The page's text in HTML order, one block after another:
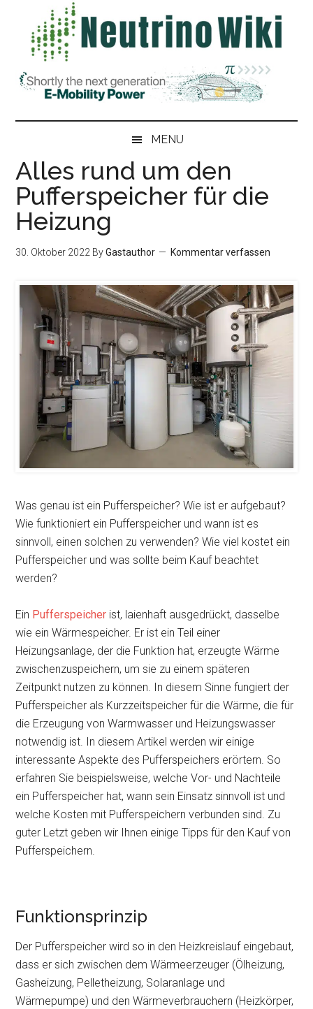
secondary
Hauptsidebar
springen
Fußzeile
springen
MENU
Alles rund um den
Pufferspeicher für die
Heizung
30. Oktober 2022 ByGastauthor Kommentar verfassen
Was genau ist ein Pufferspeicher? Wie ist er aufgebaut?
Wie funktioniert ein Pufferspeicher und wann ist es
sinnvoll, einen solchen zu verwenden? Wie viel kostet ein
Pufferspeicher und was sollte beim Kauf beachtet
werden?
Ein Pufferspeicher ist, laienhaft ausgedrückt, dasselbe
wie ein Wärmespeicher. Er ist ein Teil einer
Heizungsanlage, der die Funktion hat, erzeugte Wärme
zwischenzuspeichern, um sie zu einem späteren
Zeitpunkt nutzen zu können. In diesem Sinne fungiert der
Pufferspeicher als Kurzzeitspeicher für die Wärme, die für
die Erzeugung von Warmwasser und Heizungswasser
notwendig ist. In diesem Artikel werden wir einige
interessante Aspekte des Pufferspeichers erörtern. So
erfahren Sie beispielsweise, welche Vor- und Nachteile
ein Pufferspeicher hat, wann sein Einsatz sinnvoll ist und
welche Kosten mit Pufferspeichern verbunden sind. Zu
guter Letzt geben wir Ihnen einige Tipps für den Kauf von
Pufferspeichern.
Funktionsprinzip
Der Pufferspeicher wird so in den Heizkreislauf eingebaut,
dass er sich zwischen dem Wärmeerzeuger (Ölheizung,
Gasheizung, Pelletheizung, Solaranlage und
Wärmepumpe) und den Wärmeverbrauchern (Heizkörper,